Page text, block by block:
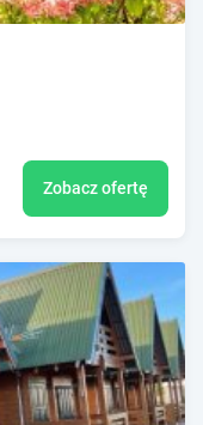
Zobacz ofertę